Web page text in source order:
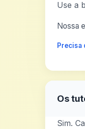
Use a
Nossa
Precisa
Os
Sim.